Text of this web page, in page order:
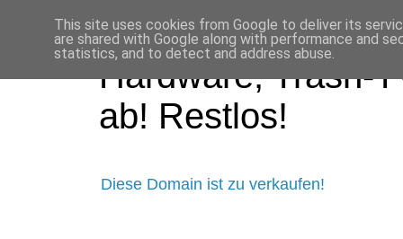
Hardware, Trash-
ab! Restlos!
Diese Domain ist zu verkaufen!
This site uses cookies from Google to deliver its
are shared with Google along with performance and
statistics, and to detect and address abuse.